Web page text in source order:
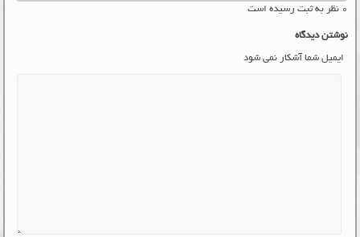
۰ نظر به ثبت رسیده است
نوشتن دیدگاه
ایمیل شما آشکار نمی شود